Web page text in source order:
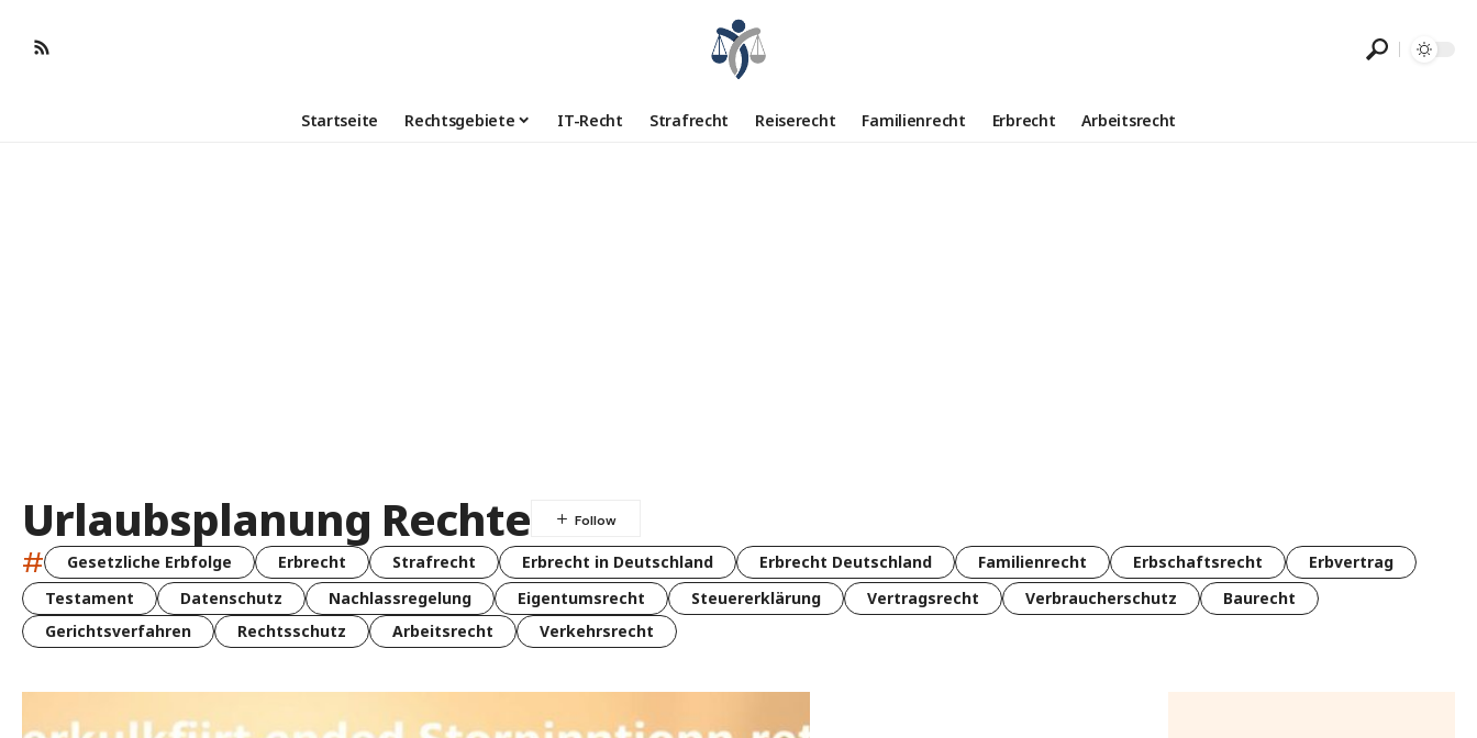
Startseite Rechtsgebiete IT-Recht Strafrecht Reiserecht Familienrecht Erbrecht Arbeitsrecht
Urlaubsplanung Rechte
# Gesetzliche Erbfolge Erbrecht Strafrecht Erbrecht in Deutschland Erbrecht Deutschland Familienrecht Erbschaftsrecht
Erbvertrag
Testament
Datenschutz Nachlassregelung Eigentumsrecht Steuererklärung Vertragsrecht Verbraucherschutz
Baurecht
Gerichtsverfahren
Rechtsschutz Arbeitsrecht Verkehrsrecht